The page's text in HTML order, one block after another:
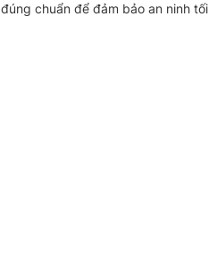
đúng chuẩn để đảm bảo an ninh tối